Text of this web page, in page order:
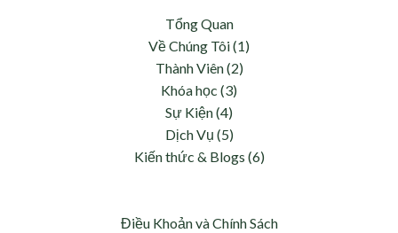
Tổng Quan
Về Chúng Tôi (1)
Thành Viên (2)
Khóa học (3)
Sự Kiện (4)
Dịch Vụ (5)
Kiến thức & Blogs (6)
Điều Khoản và Chính Sách